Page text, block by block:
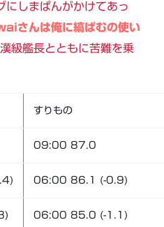
にしまぱんがかけてあっ
さんは俺に縞ぱむの使い
漢級艦長とともに苦難を乗
すりもの
09:00 87.0
06:00 86.1 (-0.9)
06:00 85.0 (-1.1)